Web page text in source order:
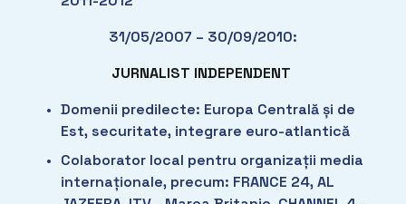
31/05/2007 – 30/09/2010:
JURNALIST INDEPENDENT
Domenii predilecte: Europa Centrală și de
Est, securitate, integrare euro-atlantică
Colaborator local pentru organizații media
internaționale, precum: FRANCE 24, AL